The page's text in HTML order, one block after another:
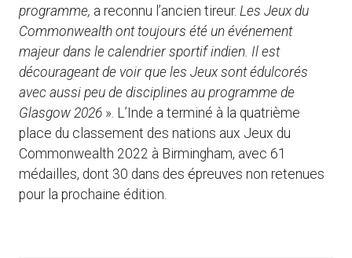
programme, a reconnu l’ancien tireur. Les Jeux du
Commonwealth ont toujours été un événement
majeur dans le calendrier sportif indien. Il est
décourageant de voir que les Jeux sont édulcorés
avec aussi peu de disciplines au programme de
Glasgow 2026 ». L’Inde a terminé à la quatrième
place du classement des nations aux Jeux du
Commonwealth 2022 à Birmingham, avec 61
médailles, dont 30 dans des épreuves non retenues
pour la prochaine édition.